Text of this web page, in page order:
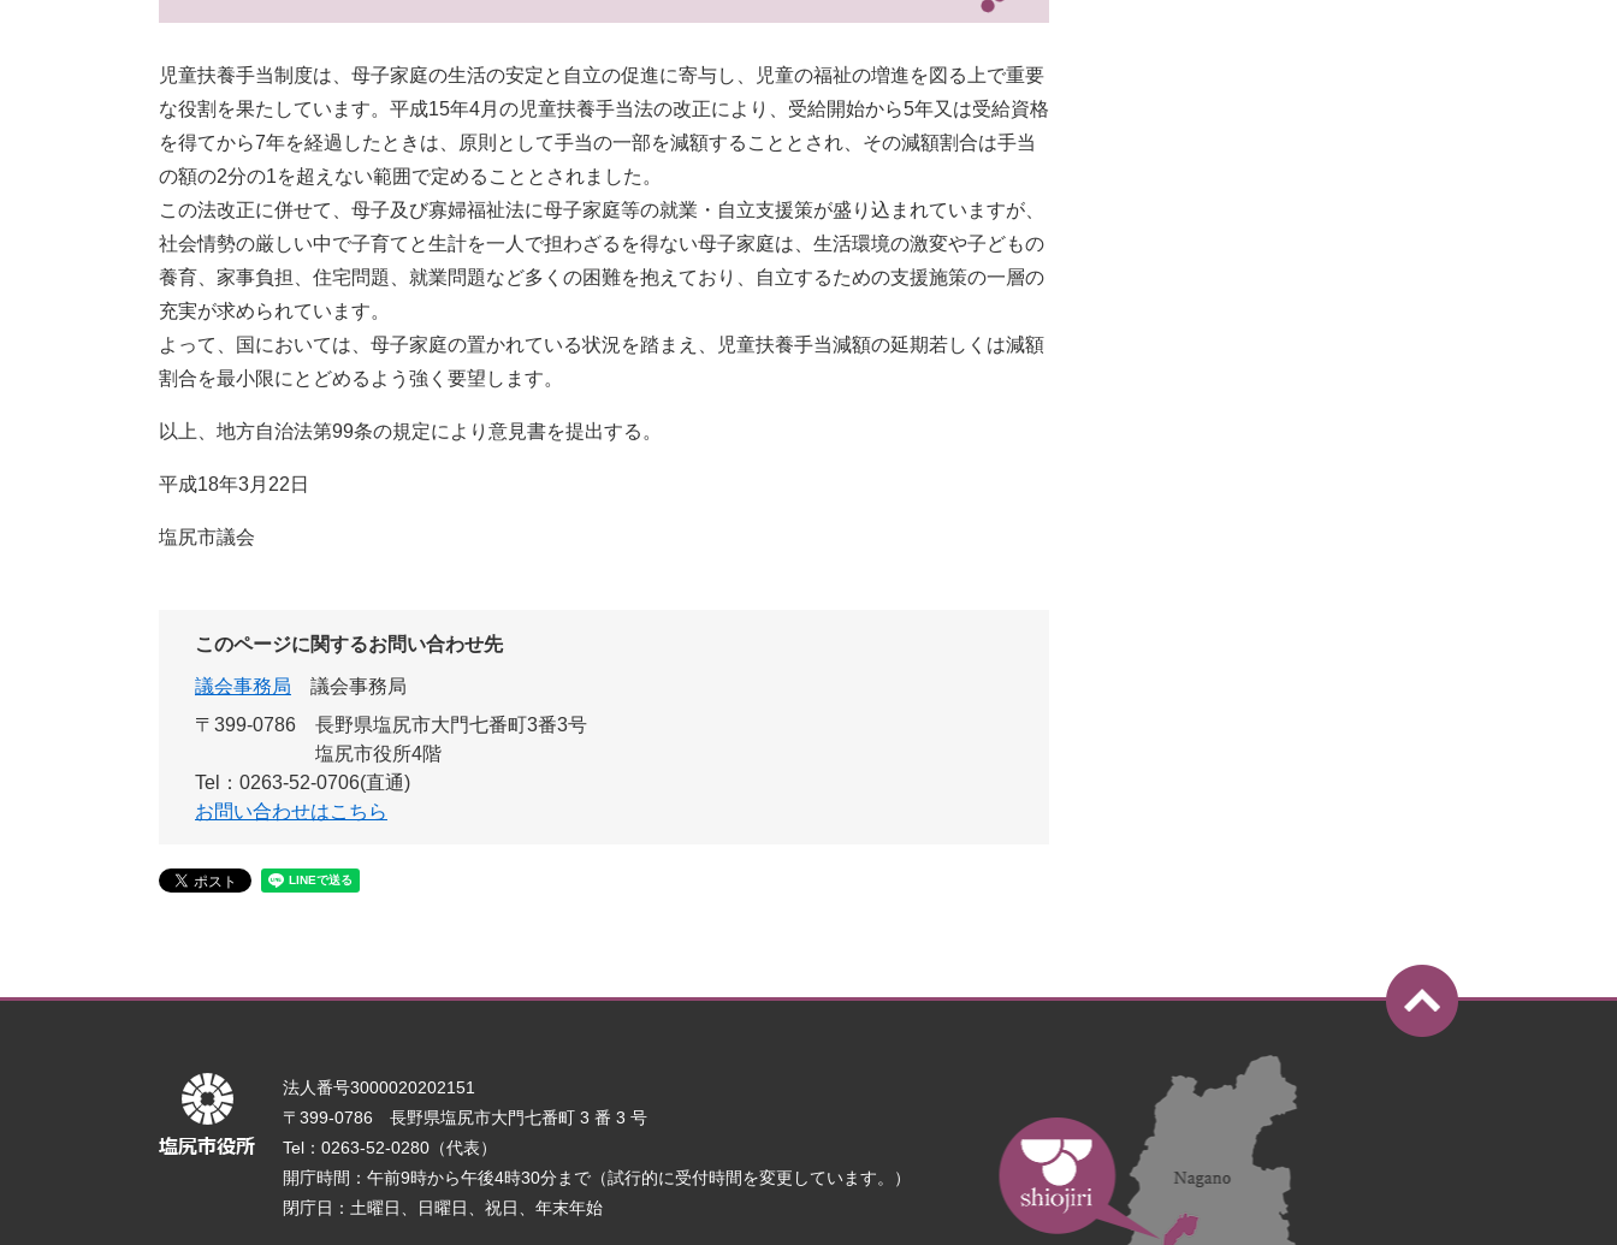
児童扶養手当制度は、母子家庭の生活の安定と自立の促進に寄与し、児童の福祉の増進を図る上で重要
な役割を果たしています。平成15年4月の児童扶養手当法の改正により、受給開始から5年又は受給資格
を得てから7年を経過したときは、原則として手当の一部を減額することとされ、その減額割合は手当
の額の2分の1を超えない範囲で定めることとされました。
この法改正に併せて、母子及び寡婦福祉法に母子家庭等の就業・自立支援策が盛り込まれていますが、
社会情勢の厳しい中で子育てと生計を一人で担わざるを得ない母子家庭は、生活環境の激変や子どもの
養育、家事負担、住宅問題、就業問題など多くの困難を抱えており、自立するための支援施策の一層の
充実が求められています。
よって、国においては、母子家庭の置かれている状況を踏まえ、児童扶養手当減額の延期若しくは減額
割合を最小限にとどめるよう強く要望します。
以上、地方自治法第99条の規定により意見書を提出する。
平成18年3月22日
塩尻市議会
このページに関するお問い合わせ先
議会事務局
議会事務局
〒399-0786
長野県塩尻市大門七番町3番3号
塩尻市役所4階
Tel：0263-52-0706(直通)
お問い合わせはこちら
法人番号3000020202151
〒399-0786 長野県塩尻市大門七番町 3 番 3 号
Tel：0263-52-0280（代表）
開庁時間：午前9時から午後4時30分まで（試行的に受付時間を変更しています。）
閉庁日：土曜日、日曜日、祝日、年末年始